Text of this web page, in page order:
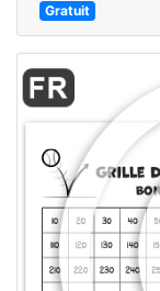
Gratuit